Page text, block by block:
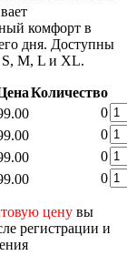
комфорт в
дня. Доступны
S, M, L и XL.
Количество
0
0
0
0
ценувы
регистрации и